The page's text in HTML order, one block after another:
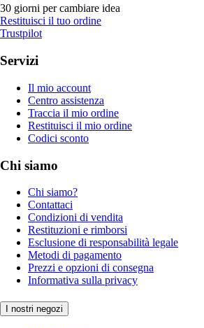
30 giorni per cambiare idea
Restituisci il tuo ordine
Trustpilot
Servizi
Il mio account
Centro assistenza
Traccia il mio ordine
Restituisci il mio ordine
Codici sconto
Chi siamo
Chi siamo?
Contattaci
Condizioni di vendita
Restituzioni e rimborsi
Esclusione di responsabilità legale
Metodi di pagamento
Prezzi e opzioni di consegna
Informativa sulla privacy
I nostri negozi